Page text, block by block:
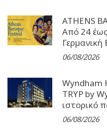
ATHENS
Από 24
06/08/2026
Wyndham
TRYP by
ιστορικό
06/08/2026